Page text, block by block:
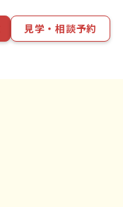
見学・相談予約